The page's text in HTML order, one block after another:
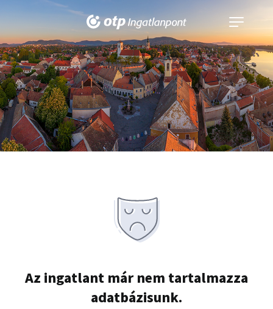
Navigáció
kinyitása
Az ingatlant már nem tartalmazza
adatbázisunk.